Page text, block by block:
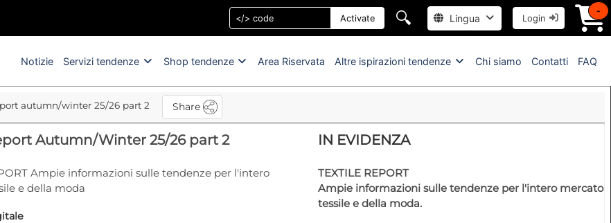
Activate 🔍 Lingua Login
-
Notizie Servizi tendenze Shop tendenze Area Riservata Altre ispirazioni tendenze Chi siamo Contatti FAQ
autumn/winter 25/26 part 2 Share
Autumn/Winter 25/26 part 2
Ampie informazioni sulle tendenze per l'intero
e della moda
IN EVIDENZA
TEXTILE REPORT
Ampie informazioni sulle tendenze per l'intero mercato
tessile e della moda.